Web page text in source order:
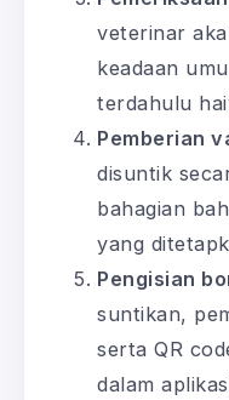
veterinar
keadaan
terdahulu
Pemberian
disuntik
bahagian
yang
Pengisian
suntikan,
serta QR
dalam